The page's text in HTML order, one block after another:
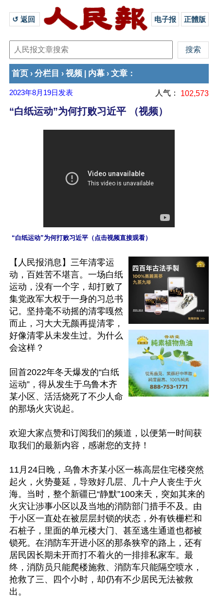
↺ 返回 电子报 正體版
首页 › 分栏目 › 视频 内幕 › 文章 ：
2023年8月19日 发表 人气： 102,573
“白纸运动”为何打败习近平 （视频）
“白纸运动”为何打败习近平（点击视频直接观看）
【人民报消息】三年清零运
动，百姓苦不堪言。一场白纸
运动，没有一个字，却打败了
集党政军大权于一身的习总书
记。坚持毫不动摇的清零嘎然
而止，习大大无颜再提清零，
好像清零从未发生过。为什么
会这样？
回首2022年冬天爆发的“白纸
运动”，得从发生于乌鲁木齐
某小区、活活烧死了不少人命
的那场火灾说起。
欢迎大家点赞和订阅我们的频道，以便第一时间获
取我们的最新内容，感谢您的支持！
11月24日晚，乌鲁木齐某小区一栋高层住宅楼突然
起火，火势蔓延，导致好几层、几十户人丧生于火
海。当时，整个新疆已“静默”100来天，突如其来的
火灾让涉事小区以及当地的消防部门措手不及。由
于小区一直处在被层层封锁的状态，外有铁栅栏和
石桩子，里面的单元楼大门、甚至逃生通道也都被
锁死。在消防车开进小区的那条狭窄的路上，还有
居民因长期未开而打不着火的一排排私家车。最
终，消防员只能爬楼施救、消防车只能隔空喷水，
抢救了三、四个小时，却仍有不少居民无法被救
出。